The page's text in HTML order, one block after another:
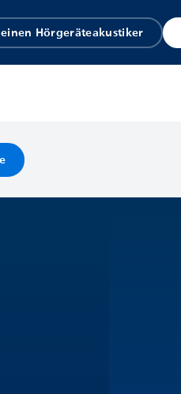
Hörgeräteakustiker